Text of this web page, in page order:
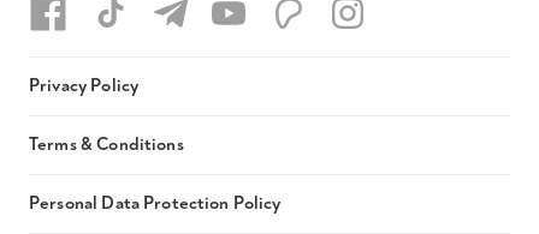
Privacy Policy
Terms & Conditions
Personal Data Protection Policy